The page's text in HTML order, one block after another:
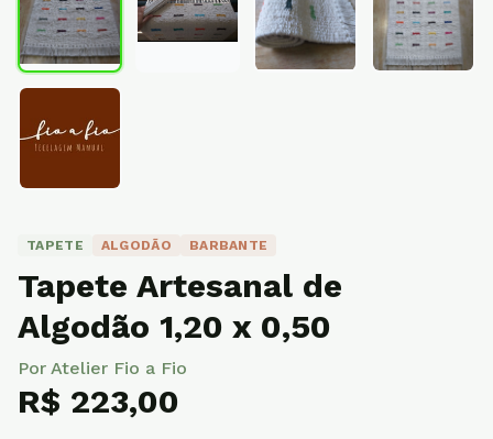
TAPETE ALGODÃO BARBANTE
Tapete Artesanal de
Algodão 1,20 x 0,50
Por Atelier Fio a Fio
R$ 223,00